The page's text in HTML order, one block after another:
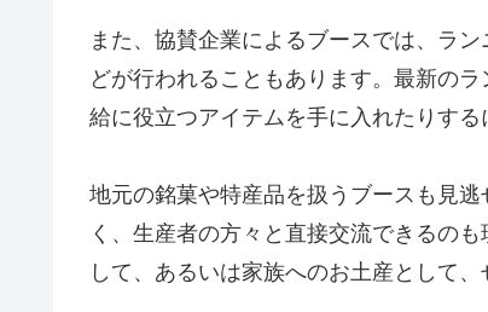
また、協賛企業によるブースでは、ラ
どが行われることもあります。最新の
給に役立つアイテムを手に入れたりする
地元の銘菓や特産品を扱うブースも見
く、生産者の方々と直接交流できるの
して、あるいは家族へのお土産として、